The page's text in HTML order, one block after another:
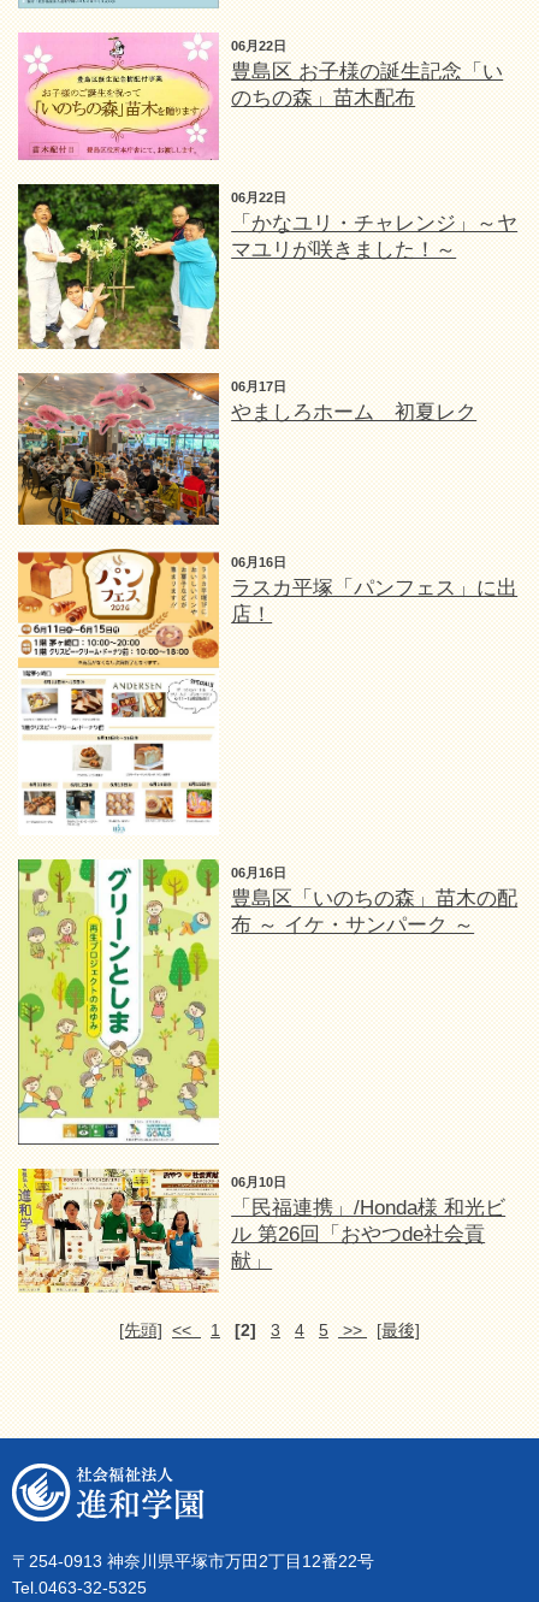
06月22日
豊島区 お子様の誕生記念「い
のちの森」苗木配布
06月22日
「かなユリ・チャレンジ」～ヤ
マユリが咲きました！～
06月17日
やましろホーム 初夏レク
06月16日
ラスカ平塚「パンフェス」に出
店！
06月16日
豊島区「いのちの森」苗木の配
布 ～ イケ・サンパーク ～
06月10日
「民福連携」/Honda様 和光ビ
ル 第26回「おやつde社会貢
献」
[先頭] << 1 [2] 3 4 5 >> [最後]
〒254-0913 神奈川県平塚市万田2丁目12番22号
Tel.0463-32-5325